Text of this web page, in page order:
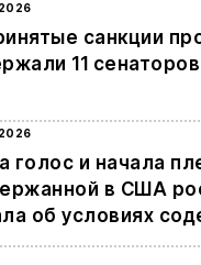
санкции
11
голос и начала
в США
об условиях